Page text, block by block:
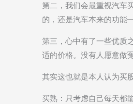
第二，我们会最重视汽车
的，还是汽车本来的功能
第三，心中有了一些优质
适的价格。没有人愿意做
其实这也就是本人认为买
买熟：只考虑自己每天都